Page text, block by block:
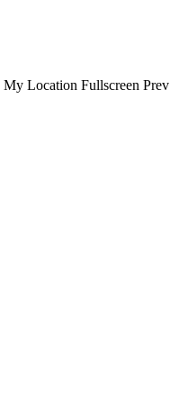
My Location Fullscreen Prev